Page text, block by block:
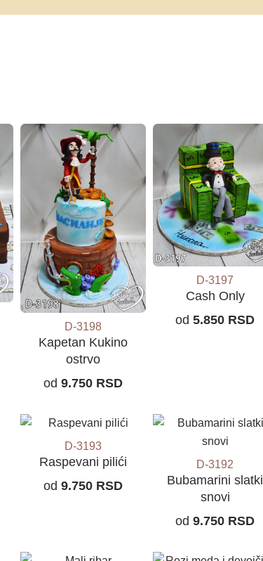
D-3198
Kapetan Kukino
ostrvo
od 9.750 RSD
D-3197
Cash Only
od5.850 RSD
D-3193
Raspevani pilići
od 9.750 RSD
D-3192
Bubamarini slatki
snovi
od9.750 RSD